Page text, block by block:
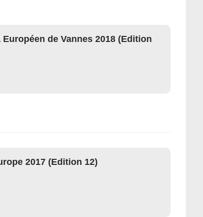
de Vannes 2018 (Edition
2017 (Edition 12)